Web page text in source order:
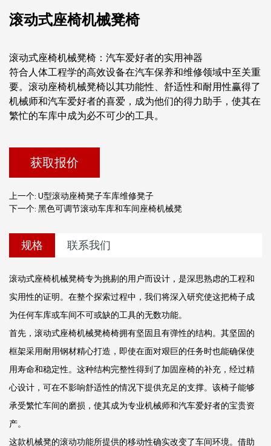
滚动式座椅机械凳椅
滚动式座椅机械凳椅：汽车爱好者的实用神器
符合人体工程学的高效设备在汽车保养和维修领域中至关重
要。滚动座椅机械凳椅以其功能性、舒适性和耐用性赢得了
机械师和汽车爱好者的喜爱，成为他们的得力助手，使其在
繁忙的车库中成为必不可少的工具。
获取报价
上一个: U型滚动座椅凳子车库维修凳子
下一个: 黑色可​​调节滚动车库和车间座椅机械凳
规格 联系我们
滚动式座椅机械凳椅专为挑剔的用户而设计，是深思熟虑的工程和
实用性的证明。在整个探索过程中，我们将深入研究使这把椅子成
为任何车库或车间不可或缺的工具的无数功能。
首先，滚动式座椅机械凳椅椅拥有坚固且有弹性的结构。其坚固的
框架采用耐用钢材精心打造，即使在面对艰巨的任务时也能确保使
用寿命和稳定性。这种结构完整性得到了加固座椅的补充，经过精
心设计，可在不影响舒适性的情况下提供充足的支撑。该椅子能够
承受繁忙车间的磨损，使其成为专业机械师和汽车爱好者的宝贵资
产。
这款机械凳的滚动功能所提供的移动性确实改变了车间环境。借助